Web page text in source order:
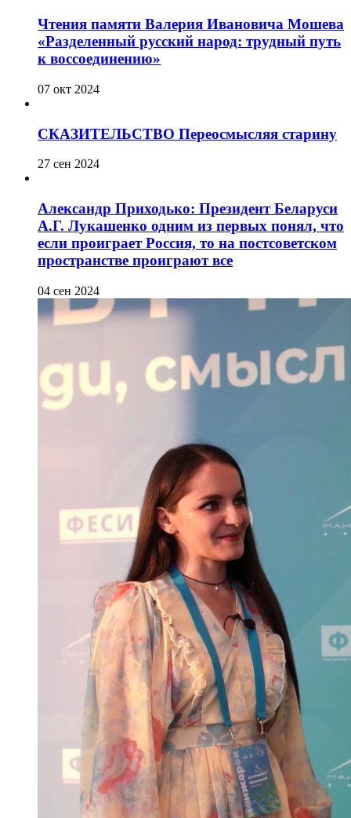
Чтения памяти Валерия Ивановича Мошева
«Разделенный русский народ: трудный путь
к воссоединению»
07 окт 2024
СКАЗИТЕЛЬСТВО Переосмысляя старину
27 сен 2024
Александр Приходько: Президент Беларуси
А.Г. Лукашенко одним из первых понял, что
если проиграет Россия, то на постсоветском
пространстве проиграют все
04 сен 2024